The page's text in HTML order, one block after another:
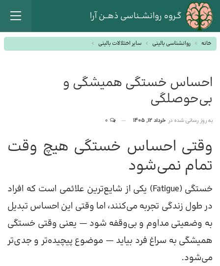
گـروه روانشــناسی ذهــن آرا
خانه روانشناسی بالینی سایر اختلالات بالینی
احساس خستگی همیشگی و
بی‌حوصلگی
به روز رسانی شده در خرداد 12, 1405
وقتی احساس خستگی هیچ وقت
تمام نمی‌شود
خستگی (Fatigue) یکی از شایع‌ترین علائمی است که افراد
در طول زندگی تجربه می‌کنند، اما وقتی این احساس تبدیل
به وضعیتی مداوم و بی‌وقفه شود — یعنی وقتی خستگی
همیشگی به سراغ فرد بیاید — موضوع پیچیده‌تر و جدی‌تر
می‌شود.